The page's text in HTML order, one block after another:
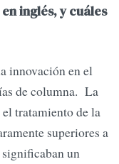
inglés, y cuáles
innovación en el
de columna. La
tratamiento de la
superiores a
un